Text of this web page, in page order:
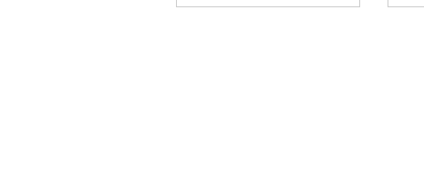
товар
товар